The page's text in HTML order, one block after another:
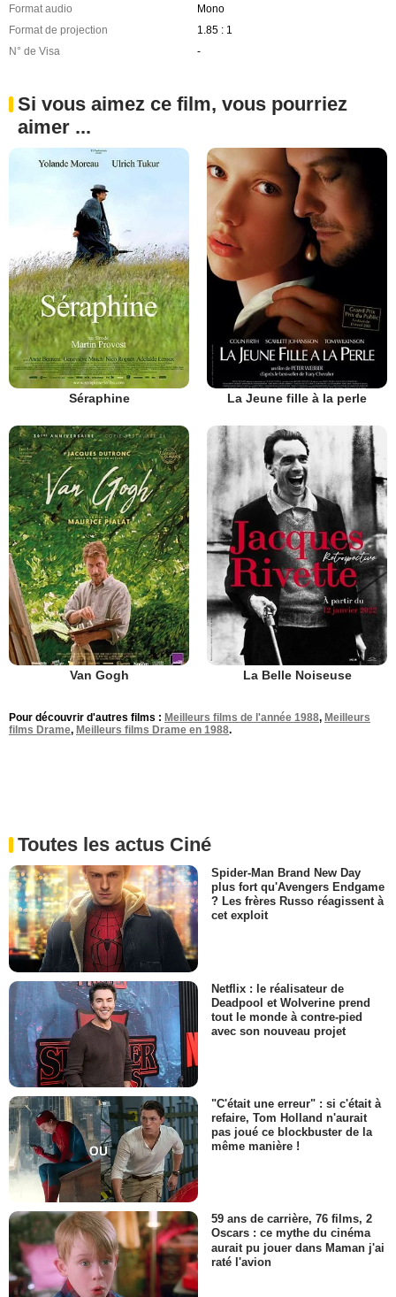
Format audio
Mono
Format de projection
1.85 : 1
N° de Visa
-
Si vous aimez ce film, vous pourriez
aimer ...
Séraphine La Jeune fille à la perle
Van Gogh La Belle Noiseuse
Pour découvrir d'autres films : Meilleurs films de l'année 1988, Meilleurs
films Drame, Meilleurs films Drame en 1988.
Toutes les actus Ciné
Spider-Man Brand New Day
plus fort qu'Avengers Endgame
? Les frères Russo réagissent à
cet exploit
Netflix : le réalisateur de
Deadpool et Wolverine prend
tout le monde à contre-pied
avec son nouveau projet
"C'était une erreur" : si c'était à
refaire, Tom Holland n'aurait
pas joué ce blockbuster de la
même manière !
59 ans de carrière, 76 films, 2
Oscars : ce mythe du cinéma
aurait pu jouer dans Maman j'ai
raté l'avion